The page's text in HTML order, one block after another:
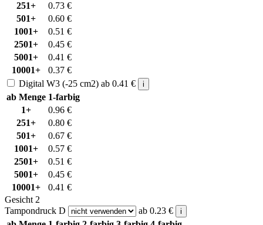
251+
0.73 €
501+
0.60 €
1001+
0.51 €
2501+
0.45 €
5001+
0.41 €
10001+
0.37 €
Digital W3 (-25 cm2) ab 0.41 € i
ab Menge 1-farbig
1+
0.96 €
251+
0.80 €
501+
0.67 €
1001+
0.57 €
2501+
0.51 €
5001+
0.45 €
10001+
0.41 €
Gesicht 2
Tampondruck D
ab 0.23 € i